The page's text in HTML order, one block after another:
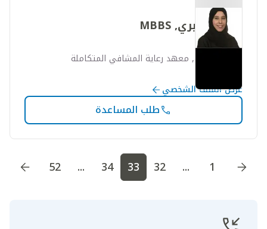
نهلة الجابري, MBBS
الرعاية الحرجة, معهد رعاية المشافي المتكاملة
عرض الملف الشخصي
طلب المساعدة
اذهب إلى الصفحة 1اذهب إلى الصفحة اذهب إلى 1
...
32
33
34
...
52